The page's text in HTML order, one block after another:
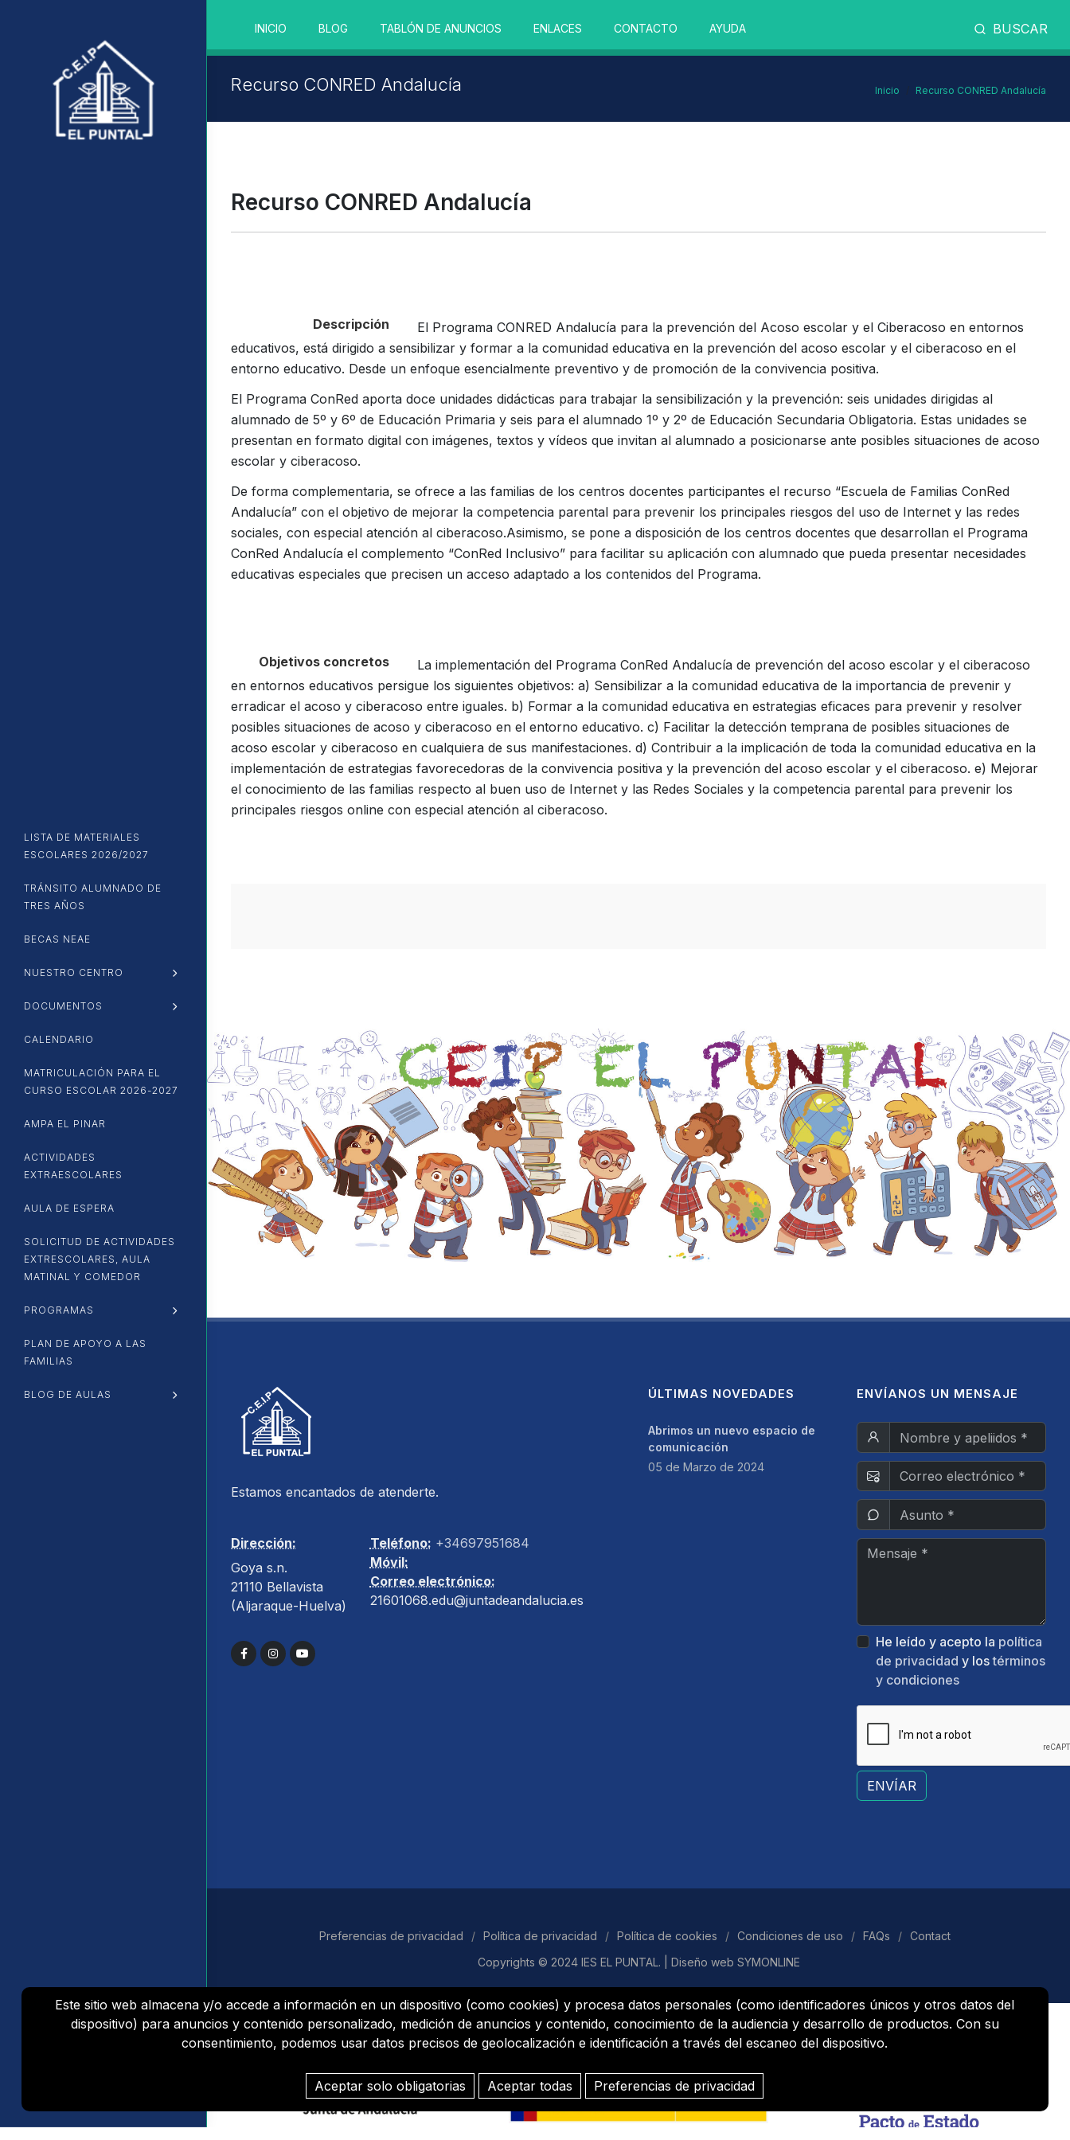
LISTA DE MATERIALES
ESCOLARES 2026/2027
TRÁNSITO ALUMNADO DE
TRES AÑOS
BECAS NEAE
NUESTRO CENTRO Open Sub-Menu
DOCUMENTOS Open Sub-Menu
CALENDARIO
MATRICULACIÓN PARA EL
CURSO ESCOLAR 2026-2027
AMPA EL PINAR
ACTIVIDADES
EXTRAESCOLARES
AULA DE ESPERA
SOLICITUD DE ACTIVIDADES
EXTRESCOLARES, AULA
MATINAL Y COMEDOR
PROGRAMAS Open Sub-Menu
PLAN DE APOYO A LAS
FAMILIAS
BLOG DE AULAS Open Sub-Menu
INICIO BLOG TABLÓN DE ANUNCIOS ENLACES CONTACTO AYUDA BUSCAR
Recurso CONRED Andalucía Inicio Recurso CONRED Andalucía
Recurso CONRED Andalucía
Descripción
El Programa CONRED Andalucía para la prevención del Acoso escolar y el Ciberacoso en entornos
educativos, está dirigido a sensibilizar y formar a la comunidad educativa en la prevención del acoso escolar y el ciberacoso en el
entorno educativo. Desde un enfoque esencialmente preventivo y de promoción de la convivencia positiva.
El Programa ConRed aporta doce unidades didácticas para trabajar la sensibilización y la prevención: seis unidades dirigidas al
alumnado de 5º y 6º de Educación Primaria y seis para el alumnado 1º y 2º de Educación Secundaria Obligatoria. Estas unidades se
presentan en formato digital con imágenes, textos y vídeos que invitan al alumnado a posicionarse ante posibles situaciones de acoso
escolar y ciberacoso.
De forma complementaria, se ofrece a las familias de los centros docentes participantes el recurso “Escuela de Familias ConRed
Andalucía” con el objetivo de mejorar la competencia parental para prevenir los principales riesgos del uso de Internet y las redes
sociales, con especial atención al ciberacoso.Asimismo, se pone a disposición de los centros docentes que desarrollan el Programa
ConRed Andalucía el complemento “ConRed Inclusivo” para facilitar su aplicación con alumnado que pueda presentar necesidades
educativas especiales que precisen un acceso adaptado a los contenidos del Programa.
Objetivos concretos
La implementación del Programa ConRed Andalucía de prevención del acoso escolar y el ciberacoso
en entornos educativos persigue los siguientes objetivos: a) Sensibilizar a la comunidad educativa de la importancia de prevenir y
erradicar el acoso y ciberacoso entre iguales. b) Formar a la comunidad educativa en estrategias eficaces para prevenir y resolver
posibles situaciones de acoso y ciberacoso en el entorno educativo. c) Facilitar la detección temprana de posibles situaciones de
acoso escolar y ciberacoso en cualquiera de sus manifestaciones. d) Contribuir a la implicación de toda la comunidad educativa en la
implementación de estrategias favorecedoras de la convivencia positiva y la prevención del acoso escolar y el ciberacoso. e) Mejorar
el conocimiento de las familias respecto al buen uso de Internet y las Redes Sociales y la competencia parental para prevenir los
principales riesgos online con especial atención al ciberacoso.
Estamos encantados de atenderte.
Dirección:
Goya s.n.
21110 Bellavista
(Aljaraque-Huelva)
Teléfono: +34697951684
Móvil:
Correo electrónico:
21601068.edu@juntadeandalucia.es
ÚLTIMAS NOVEDADES
Abrimos un nuevo espacio de
comunicación
05 de Marzo de 2024
ENVÍANOS UN MENSAJE
He leído y acepto la política
de privacidad y lostérminos
y condiciones
ENVÍAR
Preferencias de privacidad / Política de privacidad / Política de cookies / Condiciones de uso / FAQs /
Contact
Copyrights © 2024 IES EL PUNTAL. | Diseño web SYMONLINE
Este sitio web almacena y/o accede a información en un dispositivo (como cookies) y procesa datos personales (como identificadores únicos y otros datos del
dispositivo) para anuncios y contenido personalizado, medición de anuncios y contenido, conocimiento de la audiencia y desarrollo de productos. Con su
consentimiento, podemos usar datos precisos de geolocalización e identificación a través del escaneo del dispositivo.
Aceptar solo obligatorias Aceptar todas Preferencias de privacidad